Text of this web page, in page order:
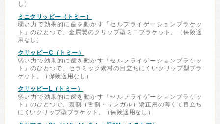
し）
ミニクリッピー（トミー）
弱い力で効果的に歯を動かす「セルフライゲーションブラケッ
ト」のひとつで、金属製のクリップ型ミニブラケット。（保険適
用なし）
クリッピーC（トミー）
弱い力で効果的に歯を動かす「セルフライゲーションブラケッ
ト」のひとつで、セラミック素材の目立ちにくいクリップ型ブラ
ケット。（保険適用なし）
クリッピーL（トミー）
弱い力で効果的に歯を動かす「セルフライゲーションブラケッ
ト」のひとつで、裏側（舌側・リンガル）矯正用の薄くて目立ち
にくいクリップ型ブラケット。（保険適用なし）